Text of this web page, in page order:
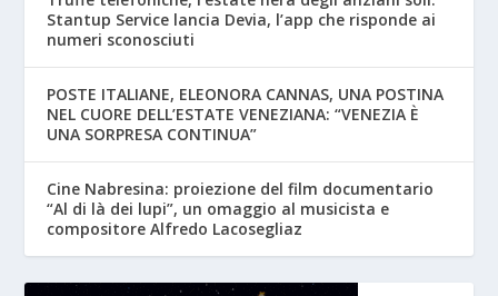
Stantup Service lancia Devia, l’app che risponde ai
numeri sconosciuti
POSTE ITALIANE, ELEONORA CANNAS, UNA POSTINA
NEL CUORE DELL’ESTATE VENEZIANA: “VENEZIA È
UNA SORPRESA CONTINUA”
Cine Nabresina: proiezione del film documentario
“Al di là dei lupi”, un omaggio al musicista e
compositore Alfredo Lacosegliaz